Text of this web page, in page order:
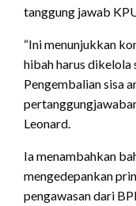
tanggung jawab
“Ini menunjukkan
hibah harus dikelola
Pengembalian sisa
Leonard.
Ia menambahkan
mengedepankan
pengawasan dari